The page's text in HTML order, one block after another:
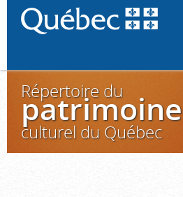
Répertoire du
patrimoine
culturel du Québec